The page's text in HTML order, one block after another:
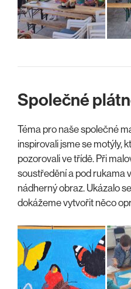
Společné
Téma pro naše společné
inspirovali jsme se motýly,
pozorovali ve třídě. Při
soustředění a pod rukama
nádherný obraz. Ukázalo
dokážeme vytvořit něco